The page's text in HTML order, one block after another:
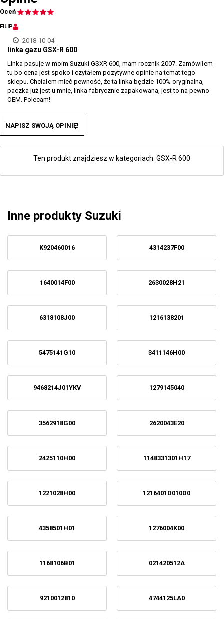
Oceń
FILIP
2018-10-04
linka gazu GSX-R 600
Linka pasuje w moim Suzuki GSXR 600, mam rocznik 2007. Zamówiłem
tu bo cena jest spoko i czytałem pozytywne opinie na temat tego
sklepu. Chciałem mieć pewność, że ta linka będzie 100% oryginalna,
paczka już jest u mnie, linka fabrycznie zapakowana, jest to na pewno
OEM. Polecam!
NAPISZ SWOJĄ OPINIĘ!
Ten produkt znajdziesz w kategoriach: GSX-R 600
Inne produkty Suzuki
K920460016 4314237F00
1640014F00 2630028H21
6318108J00 1216138201
5475141G10 3411146H00
9468214J01YKV 1279145040
3562918G00 2620043E20
2425110H00 1148331301H17
1221028H00 1216401D010D0
4358501H01 1276004K00
1168106B01 021420512A
9210012810 4744125LA0